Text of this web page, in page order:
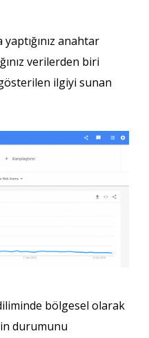
anahtar
verilerden biri
ilgiyi sunan
bölgesel olarak
durumunu